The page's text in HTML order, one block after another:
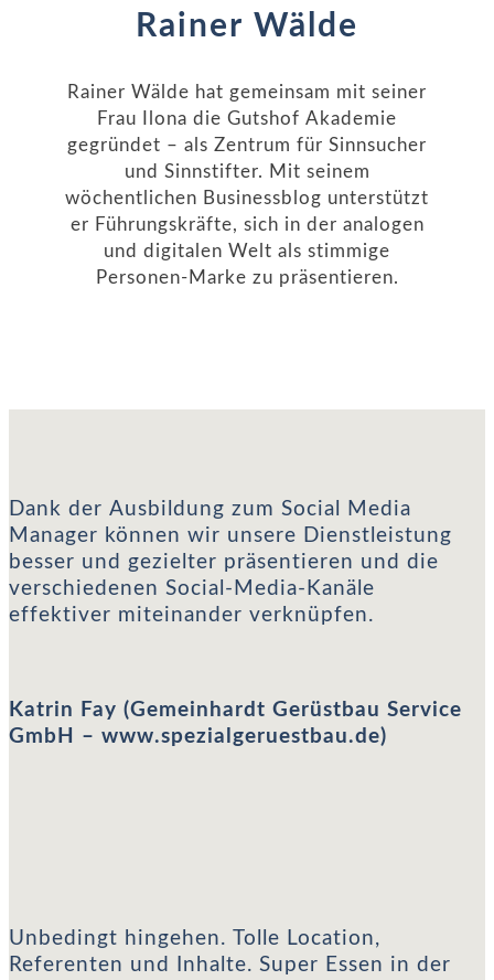
Rainer Wälde
Rainer Wälde hat gemeinsam mit seiner
Frau Ilona die Gutshof Akademie
gegründet – als Zentrum für Sinnsucher
und Sinnstifter. Mit seinem
wöchentlichen Businessblog unterstützt
er Führungskräfte, sich in der analogen
und digitalen Welt als stimmige
Personen-Marke zu präsentieren.
Dank der Ausbildung zum Social Media
Manager können wir unsere Dienstleistung
besser und gezielter präsentieren und die
verschiedenen Social-Media-Kanäle
effektiver miteinander verknüpfen.
Katrin Fay (Gemeinhardt Gerüstbau Service
GmbH – www.spezialgeruestbau.de)
Unbedingt hingehen. Tolle Location,
Referenten und Inhalte. Super Essen in der